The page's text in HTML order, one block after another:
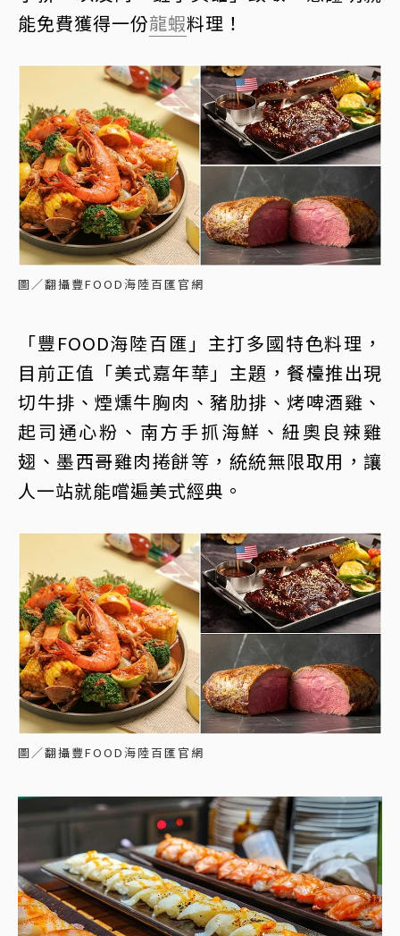
能免費獲得一份龍蝦料理！
圖／翻攝豐FOOD海陸百匯官網
「豐FOOD海陸百匯」主打多國特色料理，
目前正值「美式嘉年華」主題，餐檯推出現
切牛排、煙燻牛胸肉、豬肋排、烤啤酒雞、
起司通心粉、南方手抓海鮮、紐奧良辣雞
翅、墨西哥雞肉捲餅等，統統無限取用，讓
人一站就能嚐遍美式經典。
圖／翻攝豐FOOD海陸百匯官網